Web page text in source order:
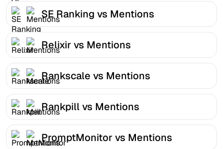
SE Ranking vs Mentions
Relixir vs Mentions
Rankscale vs Mentions
Rankpill vs Mentions
PromptMonitor vs Mentions